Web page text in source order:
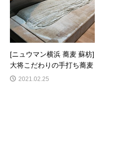
[ニュウマン横浜 蕎麦 蘇枋]
大将こだわりの手打ち蕎麦
2021.02.25